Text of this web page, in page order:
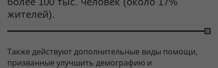
жителей).
Также действуют дополнительные виды помощи,
призванные улучшить демографию и